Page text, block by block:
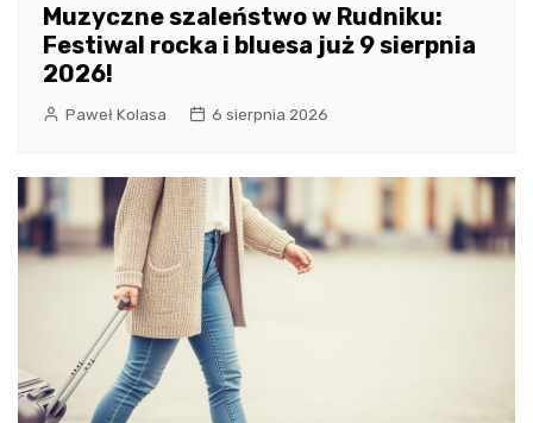
Muzyczne szaleństwo w Rudniku:
Festiwal rocka i bluesa już 9 sierpnia
2026!
Paweł Kolasa 6 sierpnia 2026